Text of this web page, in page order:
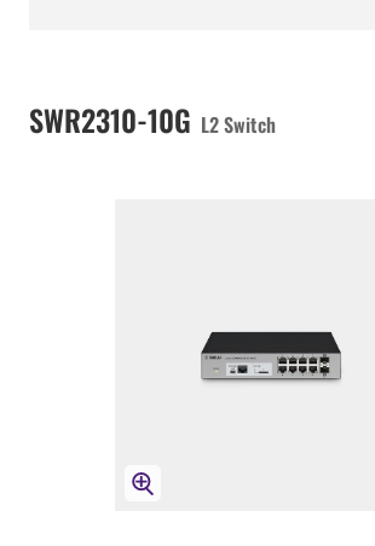
SWR2310-10G L2 Switch